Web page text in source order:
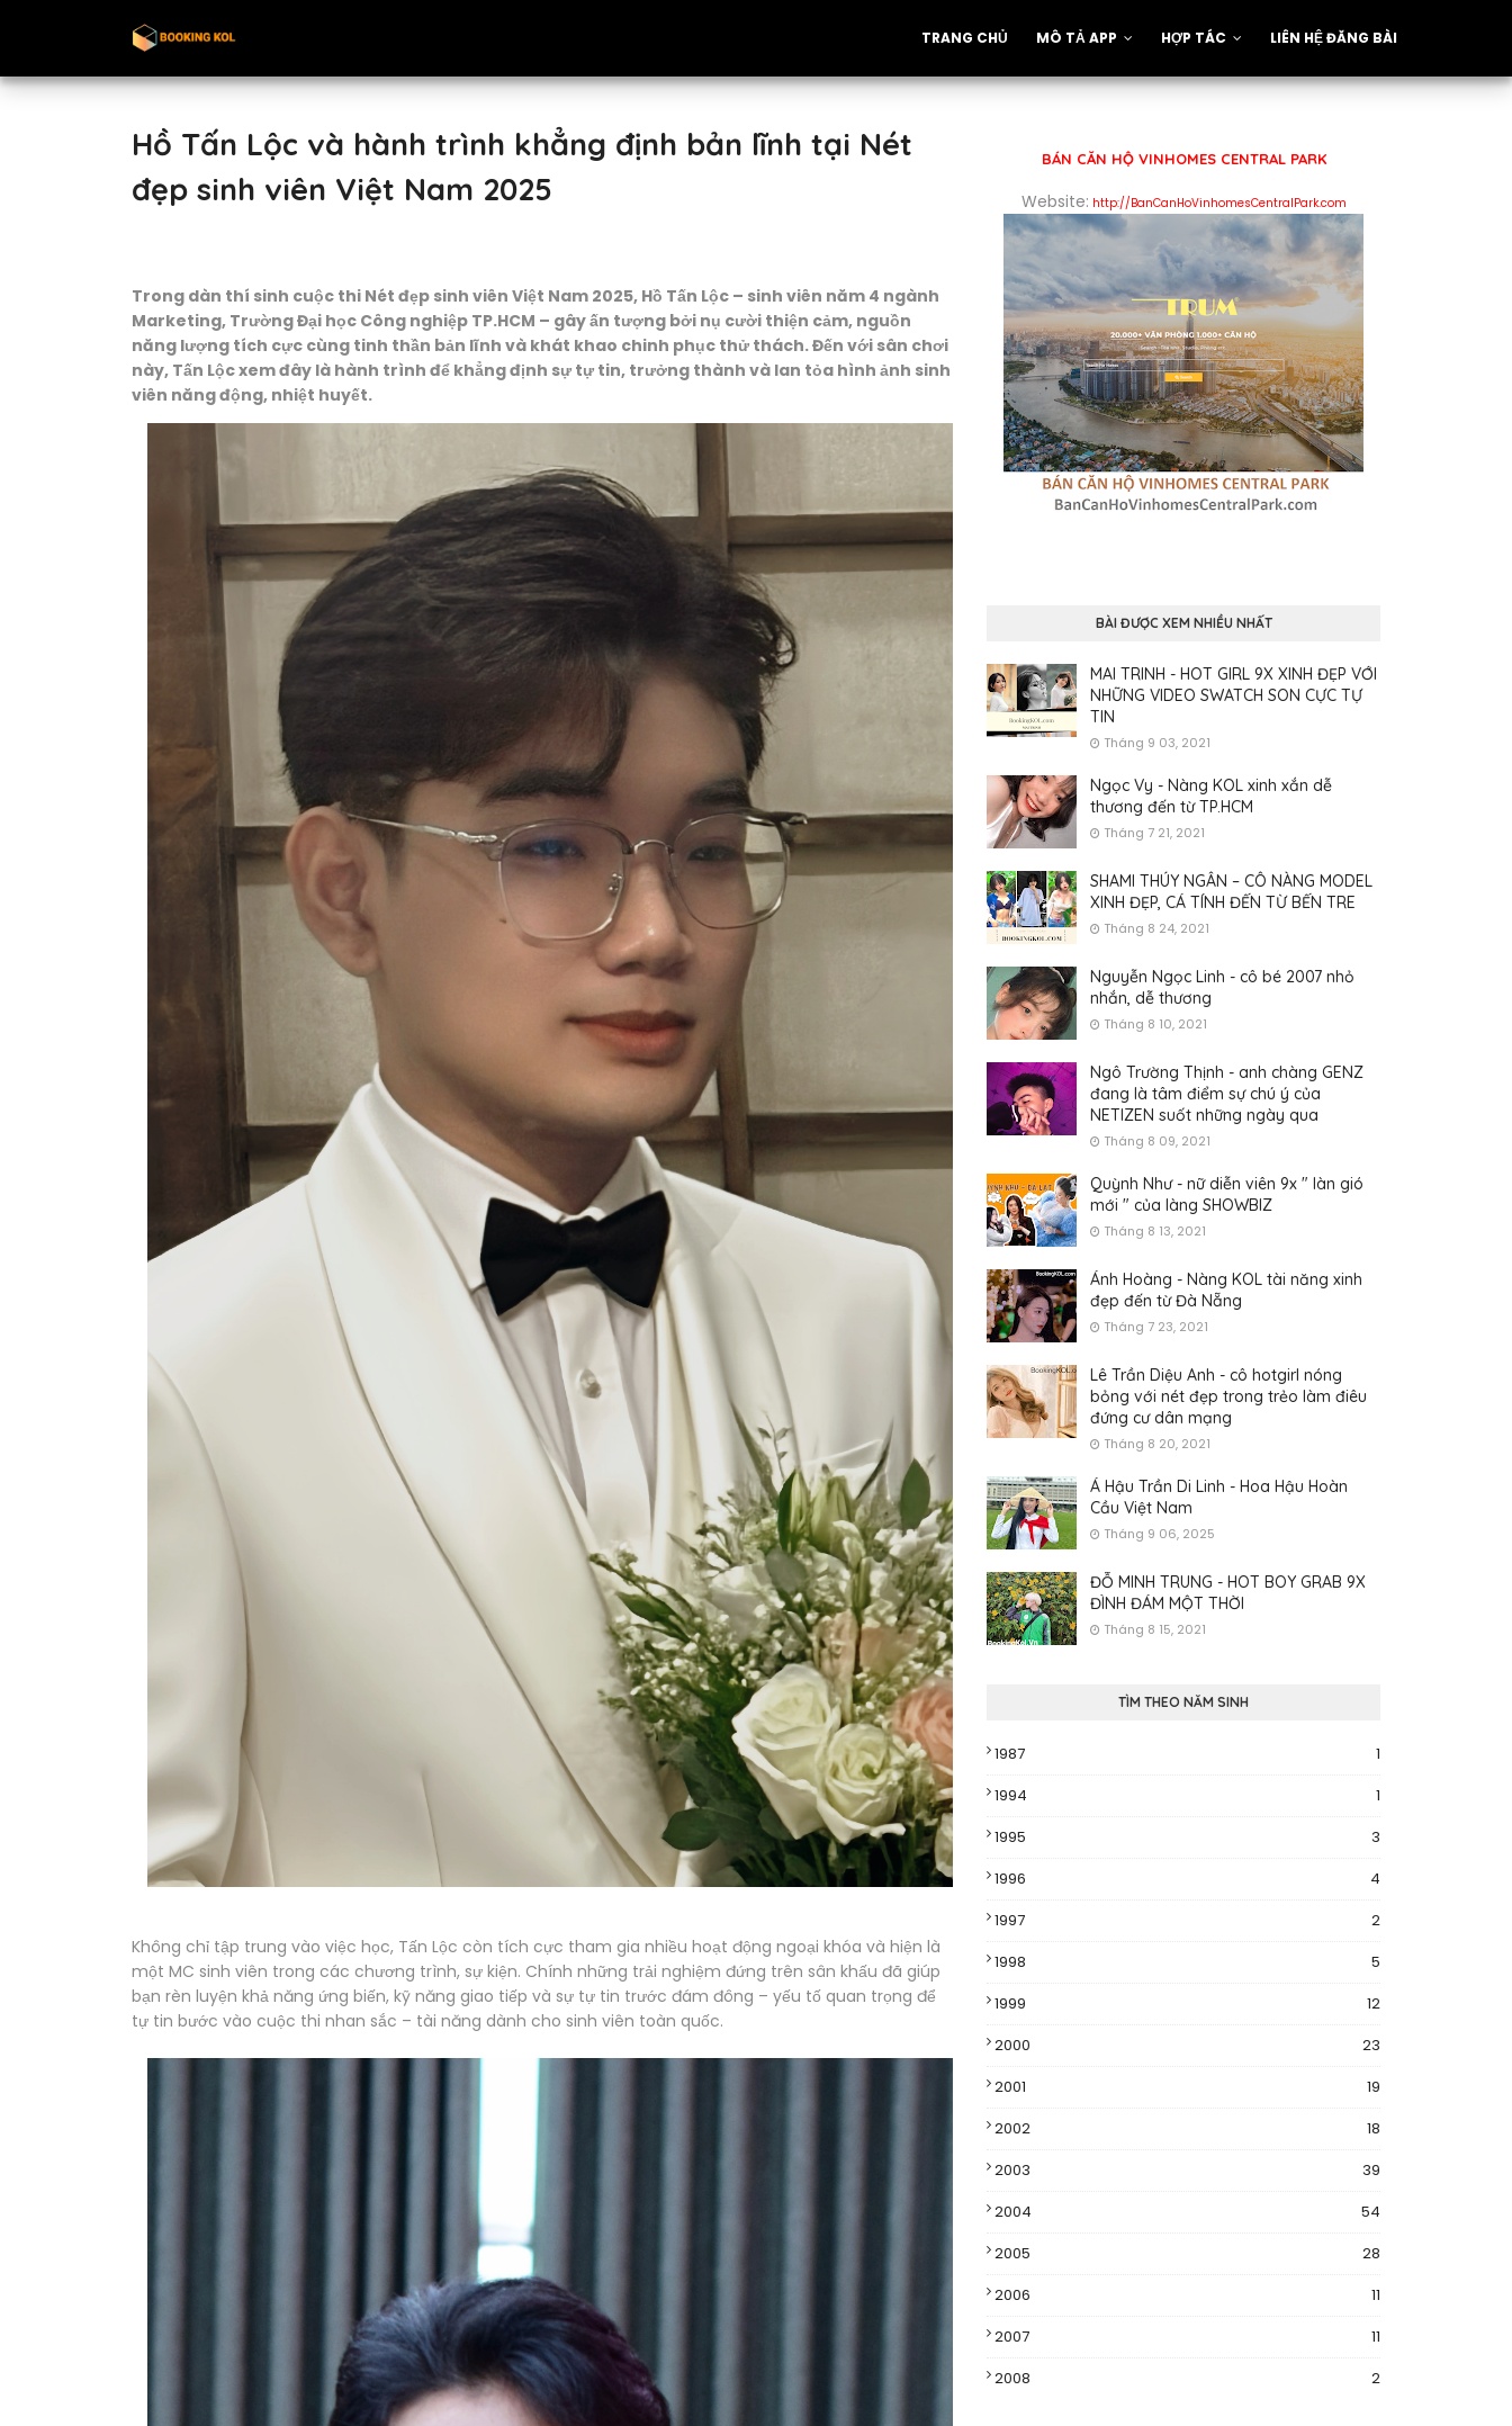
TRANG CHỦ MÔ TẢ APP HỢP TÁC LIÊN HỆ ĐĂNG BÀI
Hồ Tấn Lộc và hành trình khẳng định bản lĩnh tại Nét
đẹp sinh viên Việt Nam 2025
Trong dàn thí sinh cuộc thi Nét đẹp sinh viên Việt Nam 2025, Hồ Tấn Lộc – sinh viên năm 4 ngành
Marketing, Trường Đại học Công nghiệp TP.HCM – gây ấn tượng bởi nụ cười thiện cảm, nguồn
năng lượng tích cực cùng tinh thần bản lĩnh và khát khao chinh phục thử thách. Đến với sân chơi
này, Tấn Lộc xem đây là hành trình để khẳng định sự tự tin, trưởng thành và lan tỏa hình ảnh sinh
viên năng động, nhiệt huyết.
Không chỉ tập trung vào việc học, Tấn Lộc còn tích cực tham gia nhiều hoạt động ngoại khóa và hiện là
một MC sinh viên trong các chương trình, sự kiện. Chính những trải nghiệm đứng trên sân khấu đã giúp
bạn rèn luyện khả năng ứng biến, kỹ năng giao tiếp và sự tự tin trước đám đông – yếu tố quan trọng để
tự tin bước vào cuộc thi nhan sắc – tài năng dành cho sinh viên toàn quốc.
BÁN CĂN HỘ VINHOMES CENTRAL PARK
Website: http://BanCanHoVinhomesCentralPark.com
BÀI ĐƯỢC XEM NHIỀU NHẤT
MAI TRINH - HOT GIRL 9X XINH ĐẸP VỚI
NHỮNG VIDEO SWATCH SON CỰC TỰ
TIN
Tháng 9 03, 2021
Ngọc Vy - Nàng KOL xinh xắn dễ
thương đến từ TP.HCM
Tháng 7 21, 2021
SHAMI THÚY NGÂN – CÔ NÀNG MODEL
XINH ĐẸP, CÁ TÍNH ĐẾN TỪ BẾN TRE
Tháng 8 24, 2021
Nguyễn Ngọc Linh - cô bé 2007 nhỏ
nhắn, dễ thương
Tháng 8 10, 2021
Ngô Trường Thịnh - anh chàng GENZ
đang là tâm điểm sự chú ý của
NETIZEN suốt những ngày qua
Tháng 8 09, 2021
Quỳnh Như - nữ diễn viên 9x " làn gió
mới " của làng SHOWBIZ
Tháng 8 13, 2021
Ánh Hoàng - Nàng KOL tài năng xinh
đẹp đến từ Đà Nẵng
Tháng 7 23, 2021
Lê Trần Diệu Anh - cô hotgirl nóng
bỏng với nét đẹp trong trẻo làm điêu
đứng cư dân mạng
Tháng 8 20, 2021
Á Hậu Trần Di Linh - Hoa Hậu Hoàn
Cầu Việt Nam
Tháng 9 06, 2025
ĐỖ MINH TRUNG - HOT BOY GRAB 9X
ĐÌNH ĐÁM MỘT THỜI
Tháng 8 15, 2021
TÌM THEO NĂM SINH
1987
1
1994
1
1995
3
1996
4
1997
2
1998
5
1999
12
2000
23
2001
19
2002
18
2003
39
2004
54
2005
28
2006
11
2007
11
2008
2